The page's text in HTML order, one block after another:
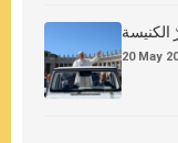
الكنيسة
20 May